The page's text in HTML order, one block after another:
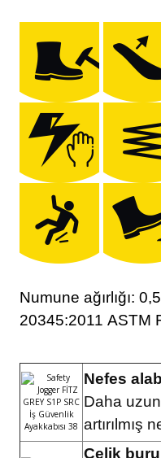
Numune ağırlığı:
20345:2011 ASTM
Nefes
Daha
artırılmış
Çelik